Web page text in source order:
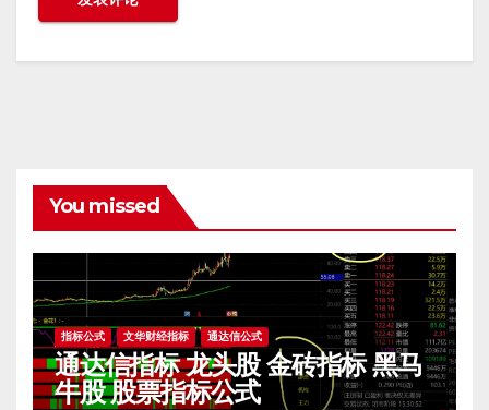
You missed
指标公式 文华财经指标 通达信公式
通达信指标 龙头股 金砖指标 黑马
牛股 股票指标公式